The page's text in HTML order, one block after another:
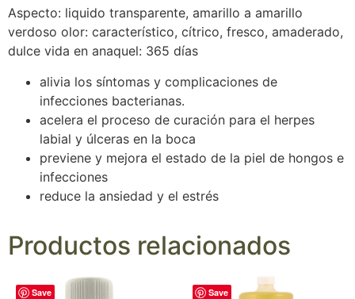
Aspecto: liquido transparente, amarillo a amarillo
verdoso olor: característico, cítrico, fresco, amaderado,
dulce vida en anaquel: 365 días
alivia los síntomas y complicaciones de
infecciones bacterianas.
acelera el proceso de curación para el herpes
labial y úlceras en la boca
previene y mejora el estado de la piel de hongos e
infecciones
reduce la ansiedad y el estrés
Productos relacionados
Save Save